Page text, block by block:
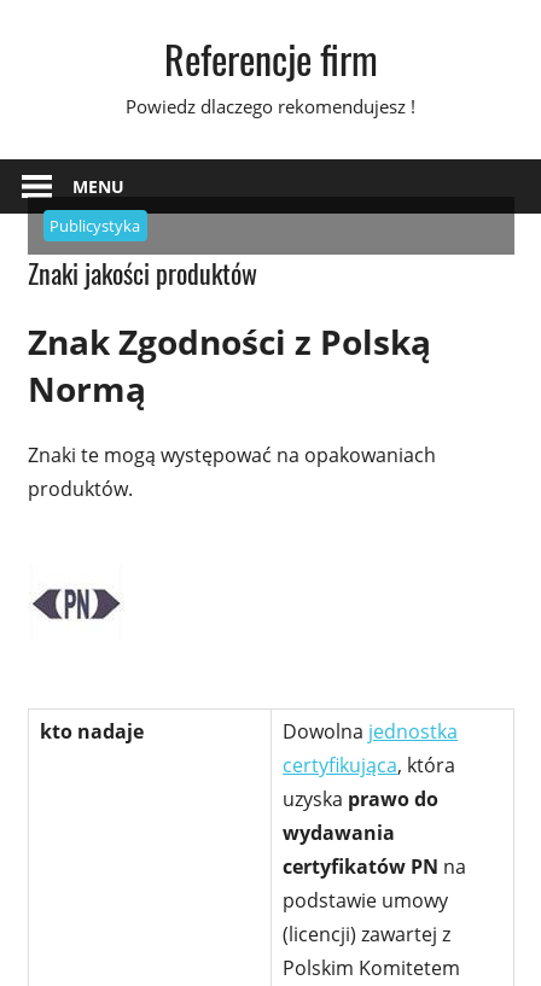
Referencje firm
Powiedz dlaczego rekomendujesz !
MENU
Publicystyka
Znaki jakości produktów
Znak Zgodności z Polską
Normą
Znaki te mogą występować na opakowaniach
produktów.
kto nadaje Dowolna jednostka
certyfikująca, która
uzyska prawo do
wydawania
certyfikatów PN na
podstawie umowy
(licencji) zawartej z
Polskim Komitetem